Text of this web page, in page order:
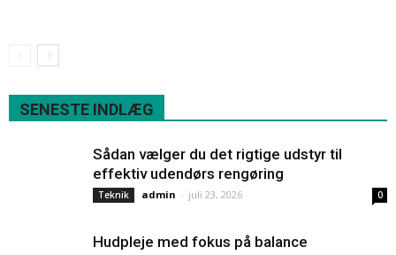
SENESTE INDLÆG
Sådan vælger du det rigtige udstyr til
effektiv udendørs rengøring
Teknik admin - juli 23, 2026 0
Hudpleje med fokus på balance